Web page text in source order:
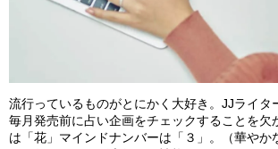
流行っているものがとにかく大好き。JJライタ
毎月発売前に占い企画をチェックすることを欠
は「花」マインドナンバーは「３」。（華やか